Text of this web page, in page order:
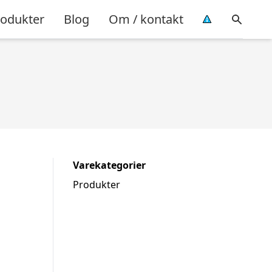
Blog Om / kontakt
Varekategorier
Produkter